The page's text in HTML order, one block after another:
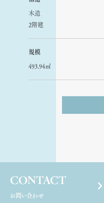
木造
2階建
規模
493.94㎡
CONTACT
お問い合わせ